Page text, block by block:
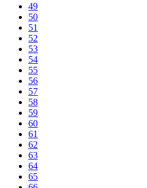
49
50
51
52
53
54
55
56
57
58
59
60
61
62
63
64
65